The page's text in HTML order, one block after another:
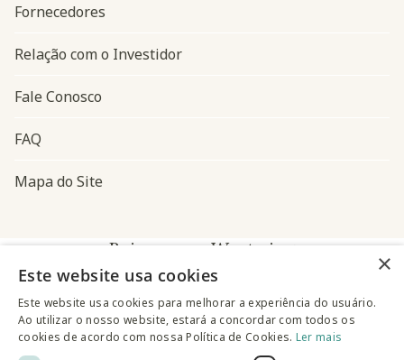
Fornecedores
Relação com o Investidor
Fale Conosco
FAQ
Mapa do Site
Baixe o app Westwing
×
Este website usa cookies
Este website usa cookies para melhorar a experiência do usuário.
Ao utilizar o nosso website, estará a concordar com todos os
cookies de acordo com nossa Política de Cookies. Ler mais